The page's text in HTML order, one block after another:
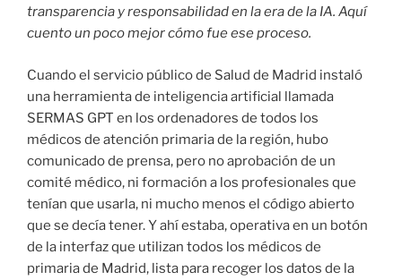
transparencia y responsabilidad en la era de la IA. Aquí
cuento un poco mejor cómo fue ese proceso.
Cuando el servicio público de Salud de Madrid instaló
una herramienta de inteligencia artificial llamada
SERMAS GPT en los ordenadores de todos los
médicos de atención primaria de la región, hubo
comunicado de prensa, pero no aprobación de un
comité médico, ni formación a los profesionales que
tenían que usarla, ni mucho menos el código abierto
que se decía tener. Y ahí estaba, operativa en un botón
de la interfaz que utilizan todos los médicos de
primaria de Madrid, lista para recoger los datos de la